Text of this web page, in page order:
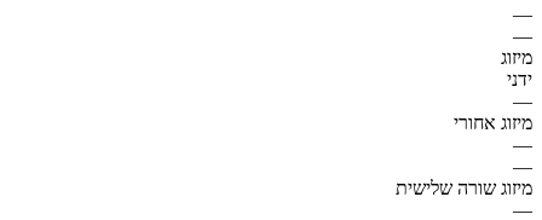
—
—
מיזוג
ידני
—
מיזוג אחורי
—
—
מיזוג שורה שלישית
—